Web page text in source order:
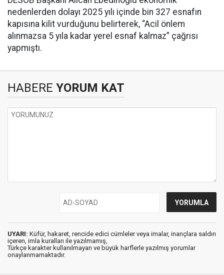
nedenlerden dolayı 2025 yılı içinde bin 327 esnafın
kapısına kilit vurduğunu belirterek, “Acil önlem
alınmazsa 5 yıla kadar yerel esnaf kalmaz” çağrısı
yapmıştı.
HABERE YORUM KAT
UYARI: Küfür, hakaret, rencide edici cümleler veya imalar, inançlara saldırı
içeren, imla kuralları ile yazılmamış,
Türkçe karakter kullanılmayan ve büyük harflerle yazılmış yorumlar
onaylanmamaktadır.